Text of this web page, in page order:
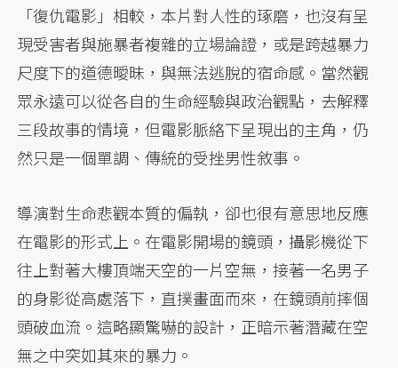
「復仇電影」相較，本片對人性的琢磨，也沒有呈
現受害者與施暴者複雜的立場論證，或是跨越暴力
尺度下的道德曖昧，與無法逃脫的宿命感。當然觀
眾永遠可以從各自的生命經驗與政治觀點，去解釋
三段故事的情境，但電影脈絡下呈現出的主角，仍
然只是一個單調、傳統的受挫男性敘事。
導演對生命悲觀本質的偏執，卻也很有意思地反應
在電影的形式上。在電影開場的鏡頭，攝影機從下
往上對著大樓頂端天空的一片空無，接著一名男子
的身影從高處落下，直撲畫面而來，在鏡頭前摔個
頭破血流。這略顯驚嚇的設計，正暗示著潛藏在空
無之中突如其來的暴力。